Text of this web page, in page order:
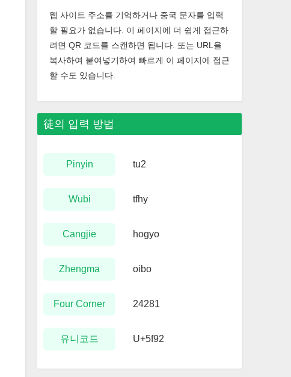
웹 사이트 주소를 기억하거나 중국 문자를 입력
할 필요가 없습니다. 이 페이지에 더 쉽게 접근하
려면 QR 코드를 스캔하면 됩니다. 또는 URL을
복사하여 붙여넣기하여 빠르게 이 페이지에 접근
할 수도 있습니다.
徒의 입력 방법
Pinyin tu2
Wubi tfhy
Cangjie hogyo
Zhengma oibo
Four Corner 24281
유니코드 U+5f92